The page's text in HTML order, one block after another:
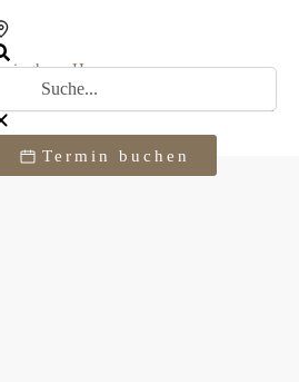
Termin buchen